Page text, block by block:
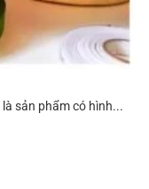
sản phẩm có hình...